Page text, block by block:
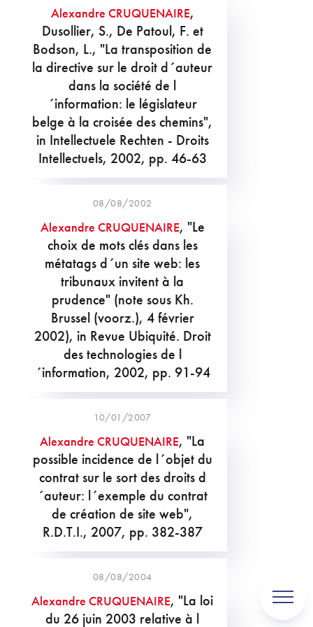
Alexandre CRUQUENAIRE,
Dusollier, S., De Patoul, F. et
Bodson, L., "La transposition de
la directive sur le droit d´auteur
dans la société de l
´information: le législateur
belge à la croisée des chemins",
in Intellectuele Rechten - Droits
Intellectuels, 2002, pp. 46-63
08/08/2002
Alexandre CRUQUENAIRE, "Le
choix de mots clés dans les
métatags d´un site web: les
tribunaux invitent à la
prudence" (note sous Kh.
Brussel (voorz.), 4 février
2002), in Revue Ubiquité. Droit
des technologies de l
´information, 2002, pp. 91-94
10/01/2007
Alexandre CRUQUENAIRE, "La
possible incidence de l´objet du
contrat sur le sort des droits d
´auteur: l´exemple du contrat
de création de site web",
R.D.T.I., 2007, pp. 382-387
08/08/2004
Alexandre CRUQUENAIRE, "La loi
du 26 juin 2003 relative à l